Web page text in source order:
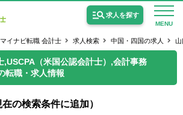
MENU
求人を探す
イナビ転職 会計士 求人検索 中国・四国の求人 山
,USCPA（米国公認会計士）,会計事務
転職・求人情報
在の検索条件に追加）